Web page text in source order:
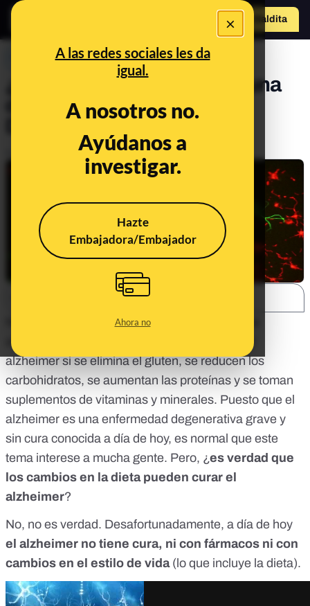
×
A las redes sociales les da
igual.
A nosotros no.
Ayúdanos a
investigar.
Hazte
Embajadora/Embajador
Ahora no
Hazte Maldita
PREBUNKING
¿El alzhéimer se cura con una
dieta específica?
Desgraciadamente, no
Nov 24, 2019, 10:13:00 AM
Nos habéis reenviado un mensaje en el que se
asegura que es posible revertir los efectos del
alzheimer si se elimina el gluten, se reducen los
carbohidratos, se aumentan las proteínas y se toman
suplementos de vitaminas y minerales. Puesto que el
alzheimer es una enfermedad degenerativa grave y
sin cura conocida a día de hoy, es normal que este
tema interese a mucha gente. Pero, ¿es verdad que
los cambios en la dieta pueden curar el
alzheimer?
No, no es verdad. Desafortunadamente, a día de hoy
el alzheimer no tiene cura, ni con fármacos ni con
cambios en el estilo de vida(lo que incluye la dieta).